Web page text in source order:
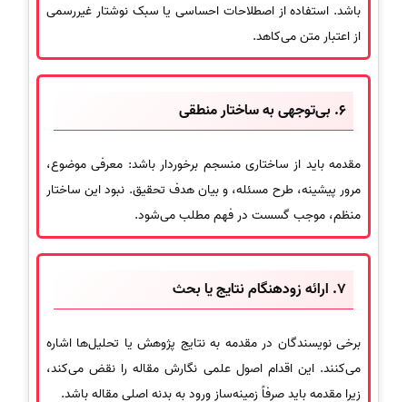
باشد. استفاده از اصطلاحات احساسی یا سبک نوشتار غیررسمی
از اعتبار متن می‌کاهد.
6. بی‌توجهی به ساختار منطقی
مقدمه باید از ساختاری منسجم برخوردار باشد: معرفی موضوع،
مرور پیشینه، طرح مسئله، و بیان هدف تحقیق. نبود این ساختار
منظم، موجب گسست در فهم مطلب می‌شود.
7. ارائه زودهنگام نتایج یا بحث
برخی نویسندگان در مقدمه به نتایج پژوهش یا تحلیل‌ها اشاره
می‌کنند. این اقدام اصول علمی نگارش مقاله را نقض می‌کند،
زیرا مقدمه باید صرفاً زمینه‌ساز ورود به بدنه اصلی مقاله باشد.